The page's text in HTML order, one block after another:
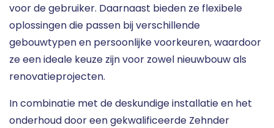
voor de gebruiker. Daarnaast bieden ze flexibele
oplossingen die passen bij verschillende
gebouwtypen en persoonlijke voorkeuren, waardoor
ze een ideale keuze zijn voor zowel nieuwbouw als
renovatieprojecten.
In combinatie met de deskundige installatie en het
onderhoud door een gekwalificeerde Zehnder